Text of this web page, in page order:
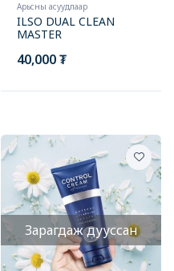
Арьсны асуудлаар
ILSO DUAL CLEAN
MASTER
40,000 ₮
Зарагдаж дууссан